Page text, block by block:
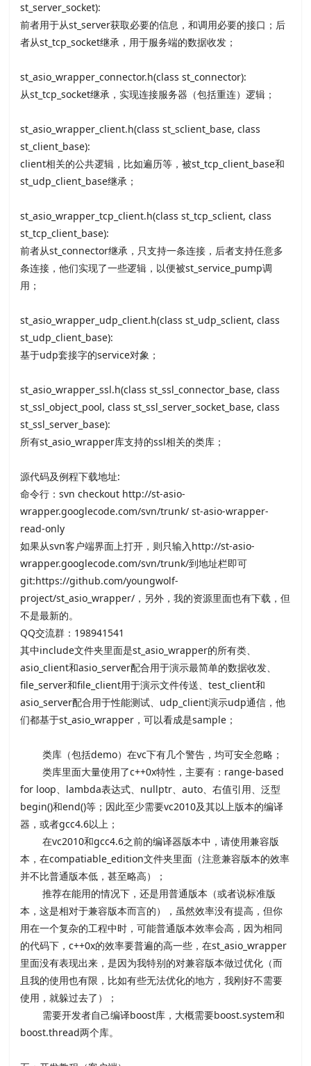
st_server_socket):
前者用于从st_server获取必要的信息，和调用必要的接口；后
者从st_tcp_socket继承，用于服务端的数据收发；
st_asio_wrapper_connector.h(class st_connector):
从st_tcp_socket继承，实现连接服务器（包括重连）逻辑；
st_asio_wrapper_client.h(class st_sclient_base, class
st_client_base):
client相关的公共逻辑，比如遍历等，被st_tcp_client_base和
st_udp_client_base继承；
st_asio_wrapper_tcp_client.h(class st_tcp_sclient, class
st_tcp_client_base):
前者从st_connector继承，只支持一条连接，后者支持任意多
条连接，他们实现了一些逻辑，以便被st_service_pump调
用；
st_asio_wrapper_udp_client.h(class st_udp_sclient, class
st_udp_client_base):
基于udp套接字的service对象；
st_asio_wrapper_ssl.h(class st_ssl_connector_base, class
st_ssl_object_pool, class st_ssl_server_socket_base, class
st_ssl_server_base):
所有st_asio_wrapper库支持的ssl相关的类库；
源代码及例程下载地址:
命令行：svn checkout http://st-asio-
wrapper.googlecode.com/svn/trunk/ st-asio-wrapper-
read-only
如果从svn客户端界面上打开，则只输入http://st-asio-
wrapper.googlecode.com/svn/trunk/到地址栏即可
git:https://github.com/youngwolf-
project/st_asio_wrapper/ ，另外，我的资源里面也有下载，但
不是最新的。
QQ交流群：198941541
其中include文件夹里面是st_asio_wrapper的所有类、
asio_client和asio_server配合用于演示最简单的数据收发、
file_server和file_client用于演示文件传送、test_client和
asio_server配合用于性能测试、udp_client演示udp通信，他
们都基于st_asio_wrapper，可以看成是sample；
类库（包括demo）在vc下有几个警告，均可安全忽略；
类库里面大量使用了c++0x特性，主要有：range-based
for loop、lambda表达式、nullptr、auto、右值引用、泛型
begin()和end()等；因此至少需要vc2010及其以上版本的编译
器，或者gcc4.6以上；
在vc2010和gcc4.6之前的编译器版本中，请使用兼容版
本，在compatiable_edition文件夹里面（注意兼容版本的效率
并不比普通版本低，甚至略高）；
推荐在能用的情况下，还是用普通版本（或者说标准版
本，这是相对于兼容版本而言的），虽然效率没有提高，但你
用在一个复杂的工程中时，可能普通版本效率会高，因为相同
的代码下，c++0x的效率要普遍的高一些，在st_asio_wrapper
里面没有表现出来，是因为我特别的对兼容版本做过优化（而
且我的使用也有限，比如有些无法优化的地方，我刚好不需要
使用，就躲过去了）；
需要开发者自己编译boost库，大概需要boost.system和
boost.thread两个库。